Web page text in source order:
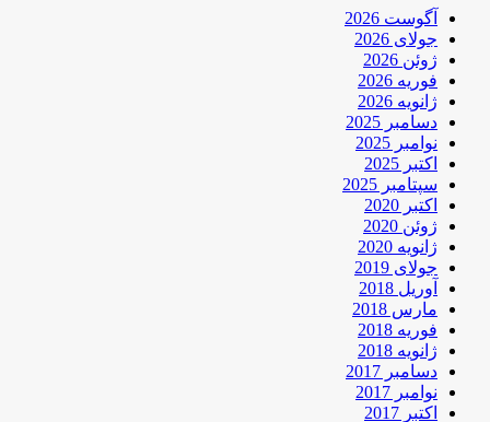
آگوست 2026
جولای 2026
ژوئن 2026
فوریه 2026
ژانویه 2026
دسامبر 2025
نوامبر 2025
اکتبر 2025
سپتامبر 2025
اکتبر 2020
ژوئن 2020
ژانویه 2020
جولای 2019
آوریل 2018
مارس 2018
فوریه 2018
ژانویه 2018
دسامبر 2017
نوامبر 2017
اکتبر 2017